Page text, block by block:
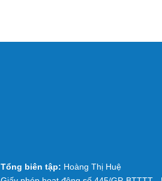
Tổng biên tập: Hoàng Thị Huệ